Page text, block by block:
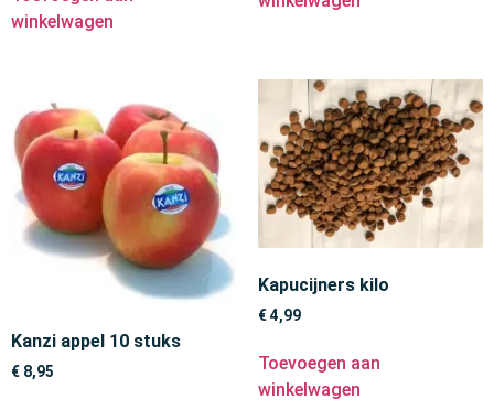
winkelwagen
Kanzi appel 10 stuks
€ 8,95
Kapucijners kilo
€4,99
Toevoegen aan
winkelwagen